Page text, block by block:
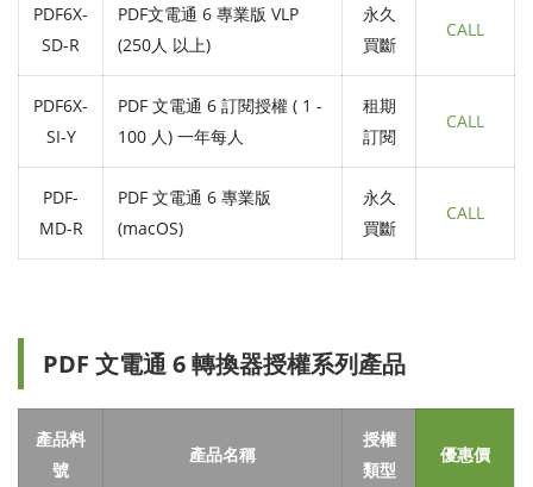
PDF6X-
SD-R
PDF文電通 6 專業版 VLP
(250人 以上)
永久
買斷
CALL
PDF6X-
SI-Y
PDF 文電通 6 訂閱授權 ( 1 -
100 人) 一年每人
租期
訂閱
CALL
PDF-
MD-R
PDF 文電通 6 專業版
(macOS)
永久
買斷
CALL
PDF 文電通 6 轉換器授權系列產品
產品料
號
產品名稱
授權
類型
優惠價